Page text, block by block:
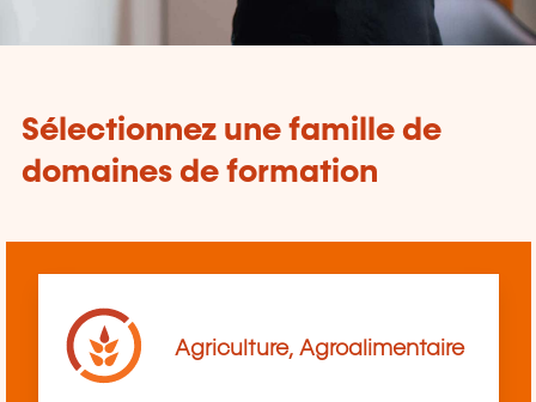
Sélectionnez une famille de
domaines de formation
Agriculture, Agroalimentaire